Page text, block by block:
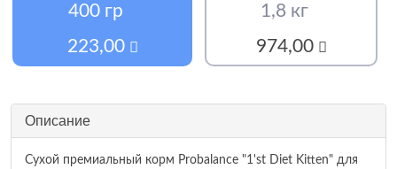
400 гр
223,00
1,8 кг
974,00
Описание
Сухой премиальный корм Probalance "1'st Diet Kitten" для